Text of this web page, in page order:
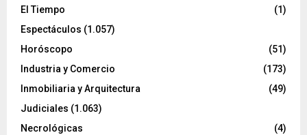
El Tiempo
(1)
Espectáculos (1.057)
Horóscopo
(51)
Industria y Comercio
(173)
Inmobiliaria y Arquitectura
(49)
Judiciales (1.063)
Necrológicas
(4)